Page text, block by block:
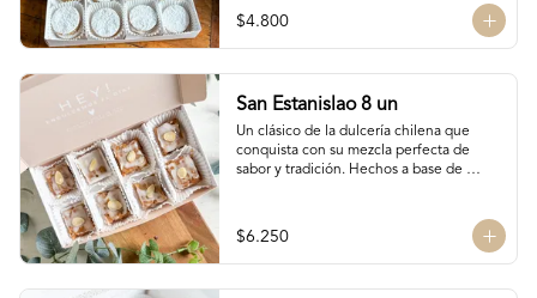
$4.800
San Estanislao 8 un
Un clásico de la dulcería chilena que
conquista con su mezcla perfecta de
sabor y tradición. Hechos a base de
cada San Estanislao guarda ese toque
casero y especial que solo ella sabe dar.
Presentados en una caja de 8 unidades,
$6.250